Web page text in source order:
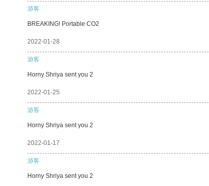
游客
BREAKING! Portable CO2
2022-01-28
游客
Horny Shriya sent you 2
2022-01-25
游客
Horny Shriya sent you 2
2022-01-17
游客
Horny Shriya sent you 2